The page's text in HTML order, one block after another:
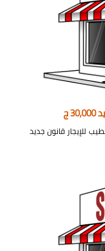
ج
للإيجار قانون جديد